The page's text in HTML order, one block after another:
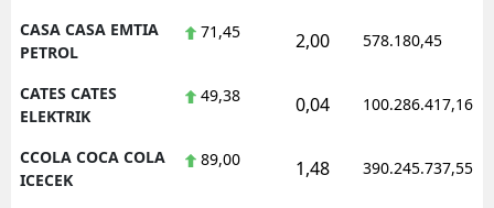
CASA CASA EMTIA
PETROL
71,45 2,00 578.180,45
CATES CATES
ELEKTRIK
49,38 0,04 100.286.417,16
CCOLA COCA COLA
ICECEK
89,00 1,48 390.245.737,55